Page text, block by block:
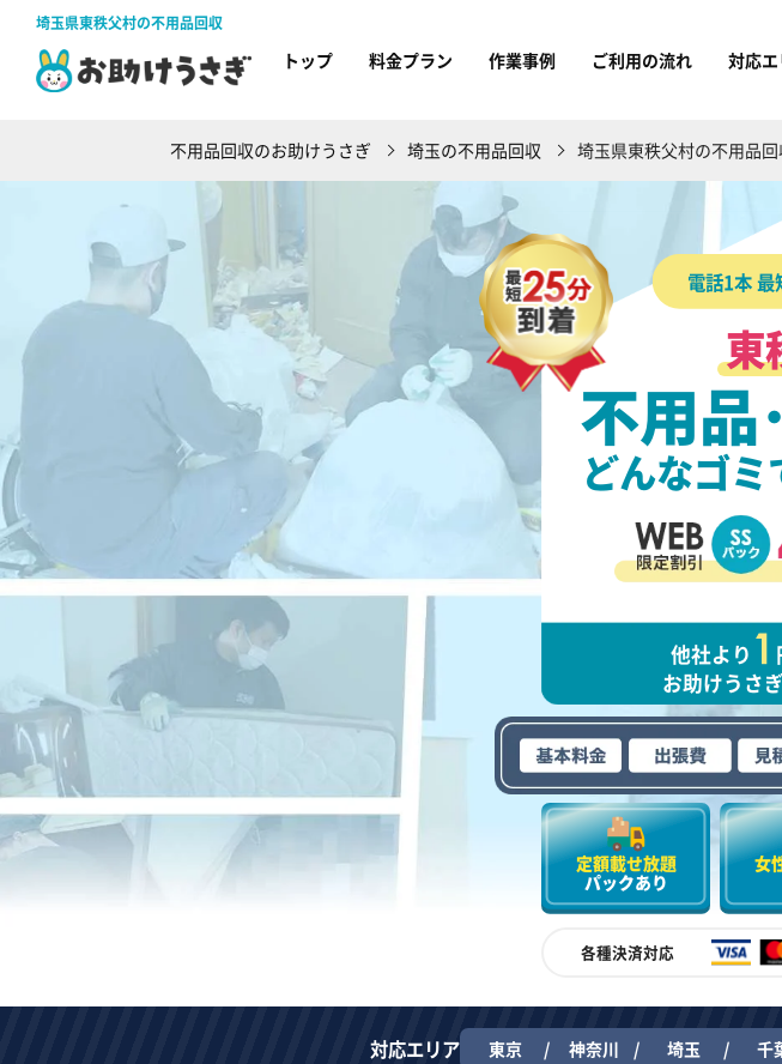
埼玉県東秩父村の不用品回収
トップ 料金プラン 作業事例 ご利用の流れ 対応
不用品回収のお助けうさぎ 埼玉の不用品回収 埼玉県東秩父村の不用品回
電話1本
東
不用品
どんなゴミ
他社より
お助けうさ
定額載せ放題
パックあり
女
各種決済対応
対応エリア 東京 神奈川 埼玉 千